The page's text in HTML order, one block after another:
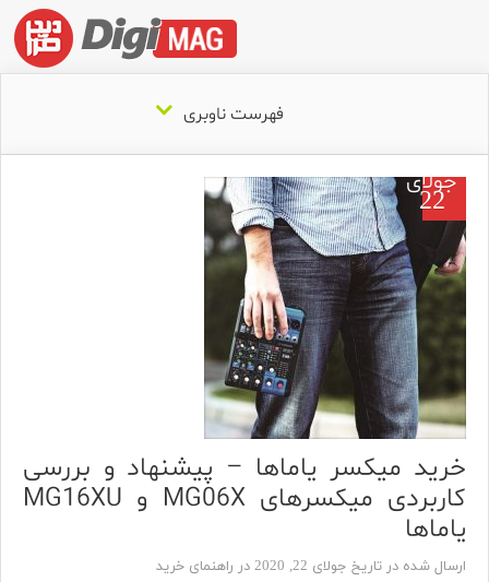
فهرست ناوبری
جولای
22
خرید میکسر یاماها – پیشنهاد و بررسی
کاربردی میکسرهای MG06X و MG16XU
یاماها
ارسال شده در تاریخ جولای 22, 2020 در راهنمای خرید